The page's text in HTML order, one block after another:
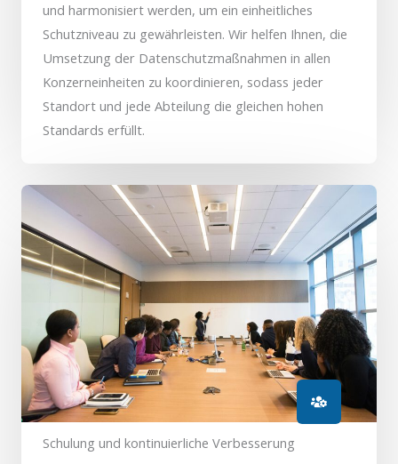
und harmonisiert werden, um ein einheitliches
Schutzniveau zu gewährleisten. Wir helfen Ihnen, die
Umsetzung der Datenschutzmaßnahmen in allen
Konzerneinheiten zu koordinieren, sodass jeder
Standort und jede Abteilung die gleichen hohen
Standards erfüllt.
Schulung und kontinuierliche Verbesserung